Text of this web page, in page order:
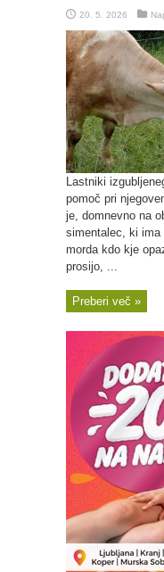
20. 5. 2026
Lastniki
pomoč pri
je, domnevno na
simentalec, ki ima
morda kdo kje
prosijo, ...
Preberi več »